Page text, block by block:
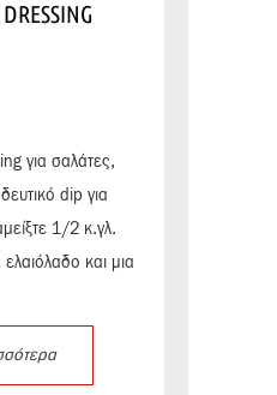
για σαλάτες,
dip για
1/2 κ.γλ.
και μια